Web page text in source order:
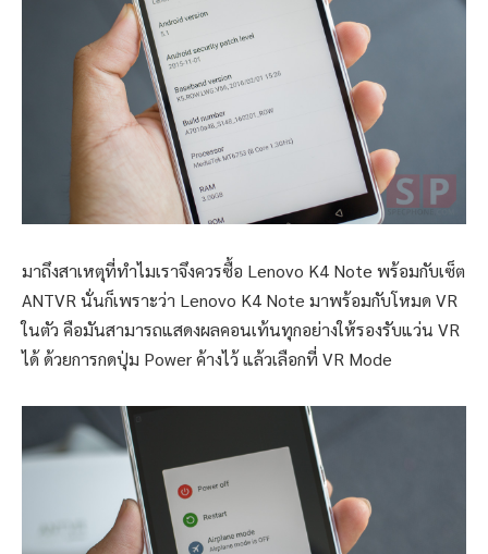
มาถึงสาเหตุที่ทำไมเราจึงควรซื้อ Lenovo K4 Note พร้อมกับเซ็ต
ANTVR นั่นก็เพราะว่า Lenovo K4 Note มาพร้อมกับโหมด VR
ในตัว คือมันสามารถแสดงผลคอนเท้นทุกอย่างให้รองรับแว่น VR
ได้ ด้วยการกดปุ่ม Power ค้างไว้ แล้วเลือกที่ VR Mode